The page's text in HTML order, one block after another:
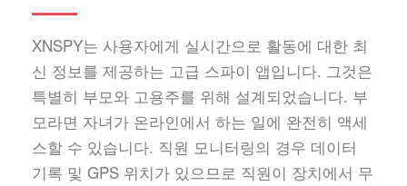
XNSPY는 사용자에게 실시간으로 활동에 대한 최
신 정보를 제공하는 고급 스파이 앱입니다. 그것은
특별히 부모와 고용주를 위해 설계되었습니다. 부
모라면 자녀가 온라인에서 하는 일에 완전히 액세
스할 수 있습니다. 직원 모니터링의 경우 데이터
기록 및 GPS 위치가 있으므로 직원이 장치에서 무